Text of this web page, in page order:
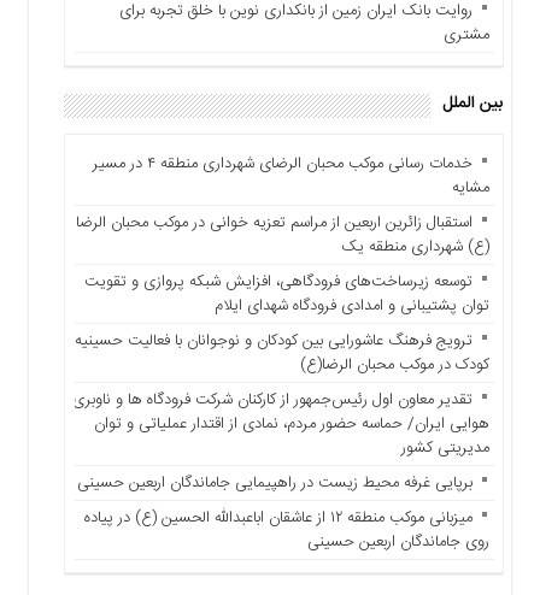
اجتماعی
یادداشت
چند
رسانه
یادداشت
روایت بانک ایران زمین از بانکداری نوین با خلق تجربه برای
مشتری
بین الملل
خدمات رسانی موکب محبان الرضای شهرداری منطقه ۴ در مسیر
مشایه
استقبال زائرین اربعین از مراسم تعزیه خوانی در موکب محبان الرضا
(ع) شهرداری منطقه یک
توسعه زیرساخت‌های فرودگاهی، افزایش شبکه پروازی و تقویت
توان پشتیبانی و امدادی فرودگاه شهدای ایلام
ترویج فرهنگ عاشورایی بین کودکان و نوجوانان با فعالیت حسینیه
کودک در موکب محبان الرضا(ع)
تقدیر معاون اول رئیس‌جمهور از کارکنان شرکت فرودگاه ها و ناوبری
هوایی ایران/ حماسه حضور مردم، نمادی از اقتدار عملیاتی و توان
مدیریتی کشور
برپایی غرفه محیط زیست در راهپیمایی جاماندگان اربعین حسینی
میزبانی موکب منطقه ۱۲ از عاشقان اباعبدالله الحسین (ع) در پیاده
روی جاماندگان اربعین حسینی